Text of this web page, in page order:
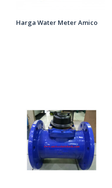
Harga Water Meter Amico